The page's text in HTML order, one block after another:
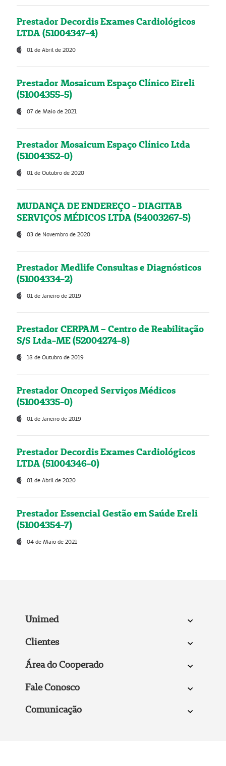
Prestador Decordis Exames Cardiológicos
LTDA (51004347-4)
01 de Abril de 2020
Prestador Mosaicum Espaço Clínico Eireli
(51004355-5)
07 de Maio de 2021
Prestador Mosaicum Espaço Clínico Ltda
(51004352-0)
01 de Outubro de 2020
MUDANÇA DE ENDEREÇO - DIAGITAB
SERVIÇOS MÉDICOS LTDA (54003267-5)
03 de Novembro de 2020
Prestador Medlife Consultas e Diagnósticos
(51004334-2)
01 de Janeiro de 2019
Prestador CERPAM – Centro de Reabilitação
S/S Ltda-ME (52004274-8)
18 de Outubro de 2019
Prestador Oncoped Serviços Médicos
(51004335-0)
01 de Janeiro de 2019
Prestador Decordis Exames Cardiológicos
LTDA (51004346-0)
01 de Abril de 2020
Prestador Essencial Gestão em Saúde Ereli
(51004354-7)
04 de Maio de 2021
Unimed
Clientes
Área do Cooperado
Fale Conosco
Comunicação